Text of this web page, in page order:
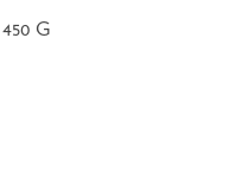
450 G